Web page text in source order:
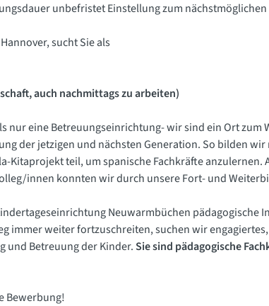
unbefristet Einstellung zum
sucht Sie als
auch nachmittags zu arbeiten)
nur eine Betreuungseinrichtung- wir sind ein Ort zum
der jetzigen und nächsten Generation. So bilden
Kitaprojekt teil, um spanische Fachkräfte anzulernen.
innen konnten wir durch unsere Fort- und
Neuwarmbüchen pädagogische
immer weiter fortzuschreiten, suchen wir
und Betreuung der Kinder.Sie sind pädagogische
Bewerbung!